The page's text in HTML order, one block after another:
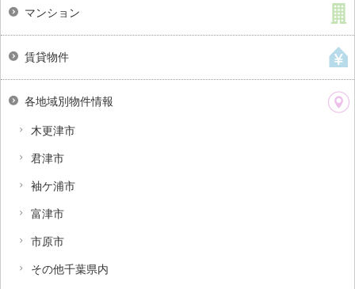
マンション
賃貸物件
各地域別物件情報
木更津市
君津市
袖ケ浦市
富津市
市原市
その他千葉県内